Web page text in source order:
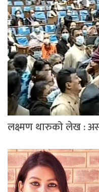
लक्ष्मण थारुको लेख :